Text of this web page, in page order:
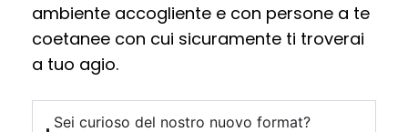
ambiente accogliente e con persone a te
coetanee con cui sicuramente ti troverai
a tuo agio.
Sei curioso del nostro nuovo format?